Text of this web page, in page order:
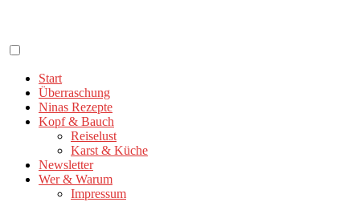
springen
Start
Überraschung
Ninas Rezepte
Kopf & Bauch
Reiselust
Karst & Küche
Newsletter
Wer & Warum
Impressum